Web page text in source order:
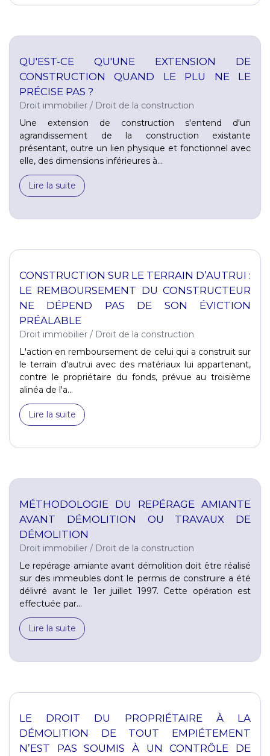
QU'EST-CE QU'UNE EXTENSION DE
CONSTRUCTION QUAND LE PLU NE LE
PRÉCISE PAS ?
Droit immobilier / Droit de la construction
Une extension de construction s'entend d'un
agrandissement de la construction existante
présentant, outre un lien physique et fonctionnel avec
elle, des dimensions inférieures à...
Lire la suite
CONSTRUCTION SUR LE TERRAIN D’AUTRUI :
LE REMBOURSEMENT DU CONSTRUCTEUR
NE DÉPEND PAS DE SON ÉVICTION
PRÉALABLE
Droit immobilier / Droit de la construction
L'action en remboursement de celui qui a construit sur
le terrain d'autrui avec des matériaux lui appartenant,
contre le propriétaire du fonds, prévue au troisième
alinéa de l'a...
Lire la suite
MÉTHODOLOGIE DU REPÉRAGE AMIANTE
AVANT DÉMOLITION OU TRAVAUX DE
DÉMOLITION
Droit immobilier / Droit de la construction
Le repérage amiante avant démolition doit être réalisé
sur des immeubles dont le permis de construire a été
délivré avant le 1er juillet 1997. Cette opération est
effectuée par...
Lire la suite
LE DROIT DU PROPRIÉTAIRE À LA
DÉMOLITION DE TOUT EMPIÉTEMENT
N’EST PAS SOUMIS À UN CONTRÔLE DE